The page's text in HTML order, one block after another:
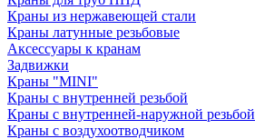
Краны из нержавеющей стали
Краны латунные резьбовые
Аксессуары к кранам
Задвижки
Краны "MINI"
Краны с внутренней резьбой
Краны с внутренней-наружной резьбой
Краны с воздухоотводчиком